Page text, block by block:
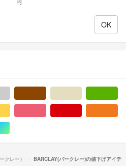
色系
マルチカラー
クレー）
BARCLAY(バークレー)の値下げアイテ